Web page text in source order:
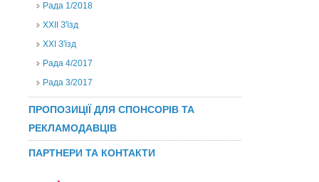
Рада 1/2018
ХХІІ З'їзд
XXI З'їзд
Рада 4/2017
Рада 3/2017
ПРОПОЗИЦІЇ ДЛЯ СПОНСОРІВ ТА
РЕКЛАМОДАВЦІВ
ПАРТНЕРИ ТА КОНТАКТИ